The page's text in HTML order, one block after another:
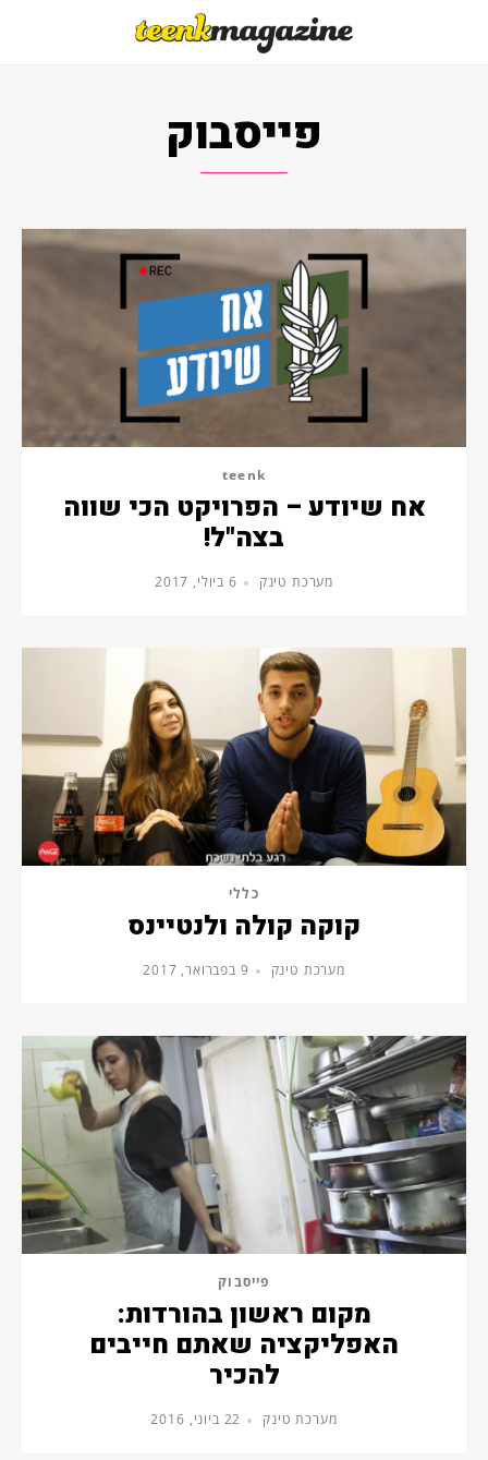
פייסבוק
teenk
אח שיודע – הפרויקט הכי שווה
בצה"ל!
מערכת טינק 6 ביולי, 2017
כללי
קוקה קולה ולנטיינס
מערכת טינק 9 בפברואר, 2017
פייסבוק
מקום ראשון בהורדות:
האפליקציה שאתם חייבים
להכיר
מערכת טינק 22 ביוני, 2016